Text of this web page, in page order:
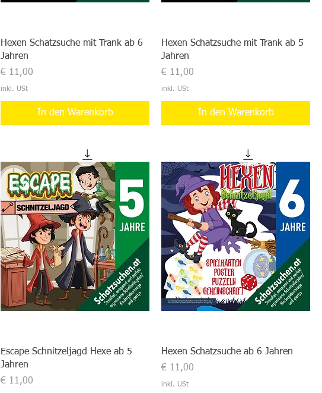
Hexen Schatzsuche mit Trank ab 6
Jahren
Preis
€ 11,00
inkl. USt
In den Warenkorb
Hexen Schatzsuche mit Trank ab 5
Jahren
Preis
€ 11,00
inkl. USt
In den Warenkorb
Escape Schnitzeljagd Hexe ab 5
Jahren
Preis
€ 11,00
Hexen Schatzsuche ab 6 Jahren
Preis
€ 11,00
inkl. USt